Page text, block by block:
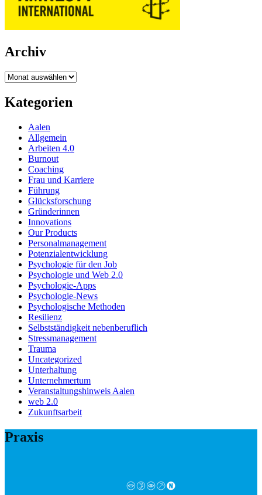
Archiv
Archiv
Kategorien
Aalen
Allgemein
Arbeiten 4.0
Burnout
Coaching
Frau und Karriere
Führung
Glücksforschung
Gründerinnen
Innovations
Our Products
Personalmanagement
Potenzialentwicklung
Psychologie für den Job
Psychologie und Web 2.0
Psychologie-Apps
Psychologie-News
Psychologische Methoden
Resilienz
Selbstständigkeit nebenberuflich
Stressmanagement
Trauma
Uncategorized
Unterhaltung
Unternehmertum
Veranstaltungshinweis Aalen
web 2.0
Zukunftsarbeit
Praxis